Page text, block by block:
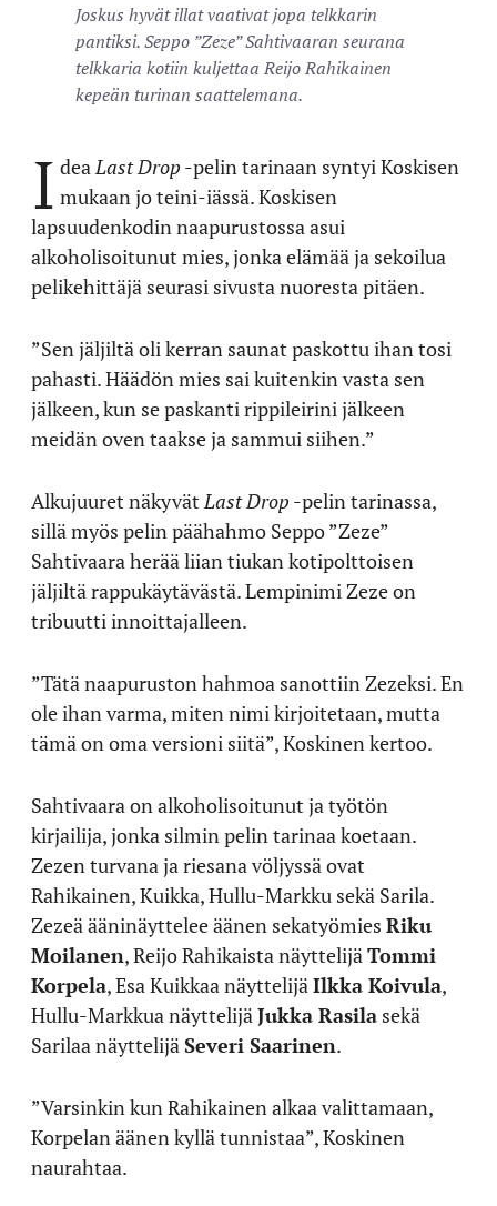
Joskus hyvät illat vaativat jopa telkkarin
pantiksi. Seppo ”Zeze” Sahtivaaran seurana
telkkaria kotiin kuljettaa Reijo Rahikainen
kepeän turinan saattelemana.
I deaLast Drop-pelin tarinaan syntyi Koskisen
mukaan jo teini-iässä. Koskisen
lapsuudenkodin naapurustossa asui
alkoholisoitunut mies, jonka elämää ja sekoilua
pelikehittäjä seurasi sivusta nuoresta pitäen.
”Sen jäljiltä oli kerran saunat paskottu ihan tosi
pahasti. Häädön mies sai kuitenkin vasta sen
jälkeen, kun se paskanti rippileirini jälkeen
meidän oven taakse ja sammui siihen.”
Alkujuuret näkyvätLast Drop-pelin tarinassa,
sillä myös pelin päähahmo Seppo ”Zeze”
Sahtivaara herää liian tiukan kotipolttoisen
jäljiltä rappukäytävästä. Lempinimi Zeze on
tribuutti innoittajalleen.
”Tätä naapuruston hahmoa sanottiin Zezeksi. En
ole ihan varma, miten nimi kirjoitetaan, mutta
tämä on oma versioni siitä”, Koskinen kertoo.
Sahtivaara on alkoholisoitunut ja työtön
kirjailija, jonka silmin pelin tarinaa koetaan.
Zezen turvana ja riesana völjyssä ovat
Rahikainen, Kuikka, Hullu-Markku sekä Sarila.
Zezeä ääninäyttelee äänen sekatyömies Riku
Moilanen, Reijo Rahikaista näyttelijäTommi
Korpela, Esa Kuikkaa näyttelijäIlkka Koivula,
Hullu-Markkua näyttelijäJukka Rasila sekä
Sarilaa näyttelijäSeveri Saarinen.
”Varsinkin kun Rahikainen alkaa valittamaan,
Korpelan äänen kyllä tunnistaa”, Koskinen
naurahtaa.